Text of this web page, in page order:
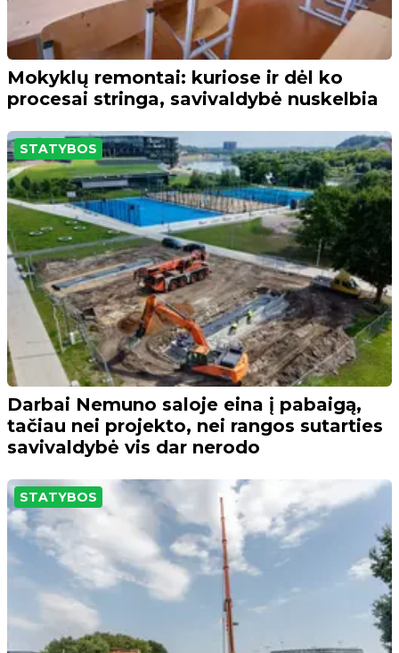
Mokyklų remontai: kuriose ir dėl ko
procesai stringa, savivaldybė nuskelbia
STATYBOS
Darbai Nemuno saloje eina į pabaigą,
tačiau nei projekto, nei rangos sutarties
savivaldybė vis dar nerodo
STATYBOS